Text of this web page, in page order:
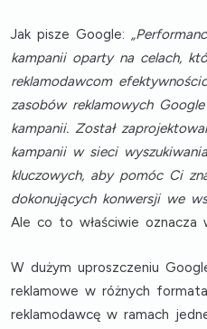
Jak pisze Google:
kampanii oparty na celach,
reklamodawcom
zasobów reklamowych
kampanii. Został
kampanii w sieci
kluczowych, aby pomóc Ci
dokonujących konwersji we
Ale co to właściwie oznacza
W dużym uproszczeniu
reklamowe w różnych
reklamodawcę w ramach